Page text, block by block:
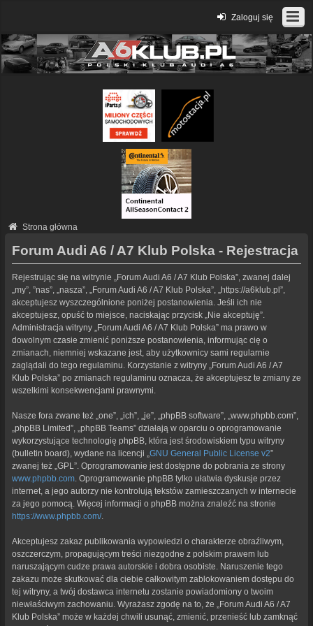
Zaloguj się
Strona główna
Forum Audi A6 / A7 Klub Polska - Rejestracja
Rejestrując się na witrynie „Forum Audi A6 / A7 Klub Polska”, zwanej dalej
„my”, ”nas”, „nasza”, „Forum Audi A6 / A7 Klub Polska”, „https://a6klub.pl”,
akceptujesz wyszczególnione poniżej postanowienia. Jeśli ich nie
akceptujesz, opuść to miejsce, naciskając przycisk „Nie akceptuję”.
Administracja witryny „Forum Audi A6 / A7 Klub Polska” ma prawo w
dowolnym czasie zmienić poniższe postanowienia, informując cię o
zmianach, niemniej wskazane jest, aby użytkownicy sami regularnie
zaglądali do tego regulaminu. Korzystanie z witryny „Forum Audi A6 / A7
Klub Polska” po zmianach regulaminu oznacza, że akceptujesz te zmiany ze
wszelkimi konsekwencjami prawnymi.
Nasze fora zwane też „one”, „ich”, „je”, „phpBB software”, „www.phpbb.com”,
„phpBB Limited”, „phpBB Teams” działają w oparciu o oprogramowanie
wykorzystujące technologię phpBB, która jest środowiskiem typu witryny
(bulletin board), wydane na licencji „ GNU General Public License v2”
zwanej też „GPL”. Oprogramowanie jest dostępne do pobrania ze strony
www.phpbb.com . Oprogramowanie phpBB tylko ułatwia dyskusje przez
internet, a jego autorzy nie kontrolują tekstów zamieszczanych w internecie
za jego pomocą. Więcej informacji o phpBB można znaleźć na stronie
https://www.phpbb.com/.
Akceptujesz zakaz publikowania wypowiedzi o charakterze obraźliwym,
oszczerczym, propagującym treści niezgodne z polskim prawem lub
naruszającym cudze prawa autorskie i dobra osobiste. Naruszenie tego
zakazu może skutkować dla ciebie całkowitym zablokowaniem dostępu do
tej witryny, a twój dostawca internetu zostanie powiadomiony o twoim
niewłaściwym zachowaniu. Wyrażasz zgodę na to, że „Forum Audi A6 / A7
Klub Polska” może w każdej chwili usunąć, zmienić, przenieść lub zamknąć